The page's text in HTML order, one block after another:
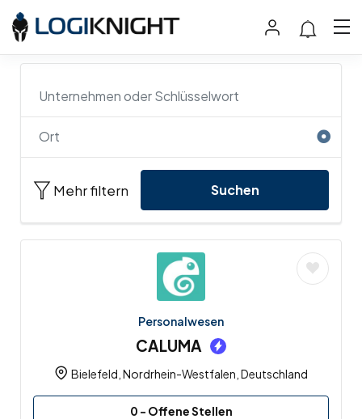
Mehr filtern Suchen
Personalwesen
CALUMA
Bielefeld, Nordrhein-Westfalen, Deutschland
0 - Offene Stellen